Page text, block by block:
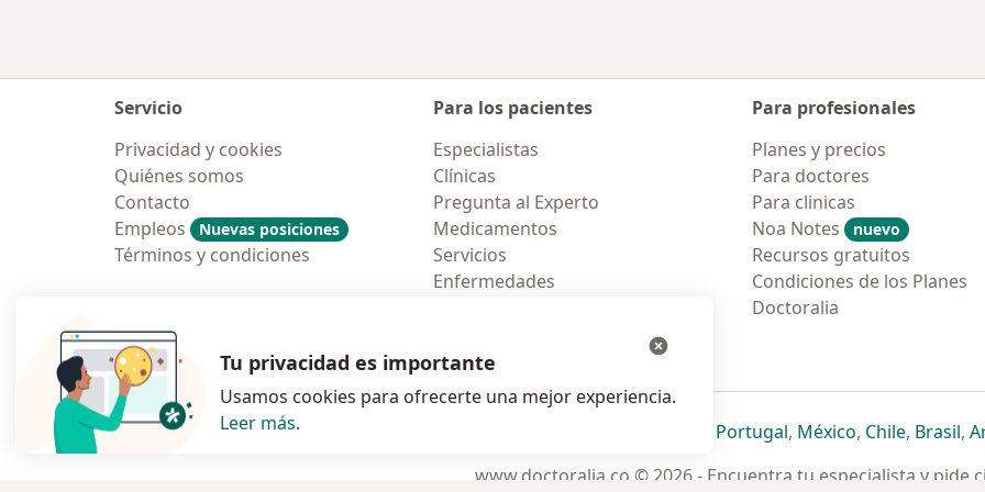
Servicio
Privacidad y cookies
Quiénes somos
Contacto
Empleos
Nuevas posiciones
Términos y condiciones
Para los pacientes
Especialistas
Clínicas
Pregunta al Experto
Medicamentos
Servicios
Enfermedades
Para profesionales
Planes y precios
Para doctores
Para clinicas
Noa Notes
nuevo
Recursos gratuitos
Condiciones de los Planes
Doctoralia
Polska se abre en una nueva pestaña
se abre en una nueva pestaña
se abre en una nueva pestaña
se abre en una nueva pestaña
Portugalse abre en una nueva
, Méxicose abre en una
, Chilese abre
, Brasilse
,
www.doctoralia.co © 2026 - Encuentra tu especialista y pide
Tu privacidad es importante
Usamos cookies para ofrecerte una mejor experiencia.
Leer más.